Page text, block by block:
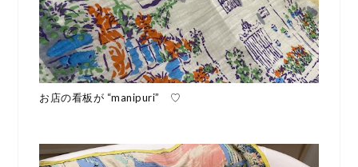
お店の看板が “manipuri” ♡